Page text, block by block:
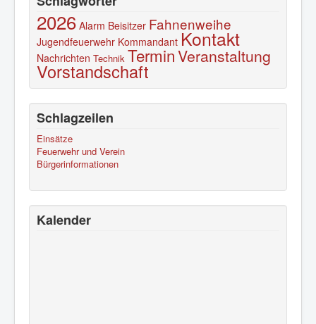
2026 Alarm Beisitzer Fahnenweihe
Jugendfeuerwehr Kommandant Kontakt
Nachrichten Technik TerminVeranstaltung
Vorstandschaft
Schlagzeilen
Einsätze
Feuerwehr und Verein
Bürgerinformationen
Kalender